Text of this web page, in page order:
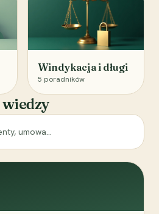
Windykacja i długi
5 poradników
wiedzy